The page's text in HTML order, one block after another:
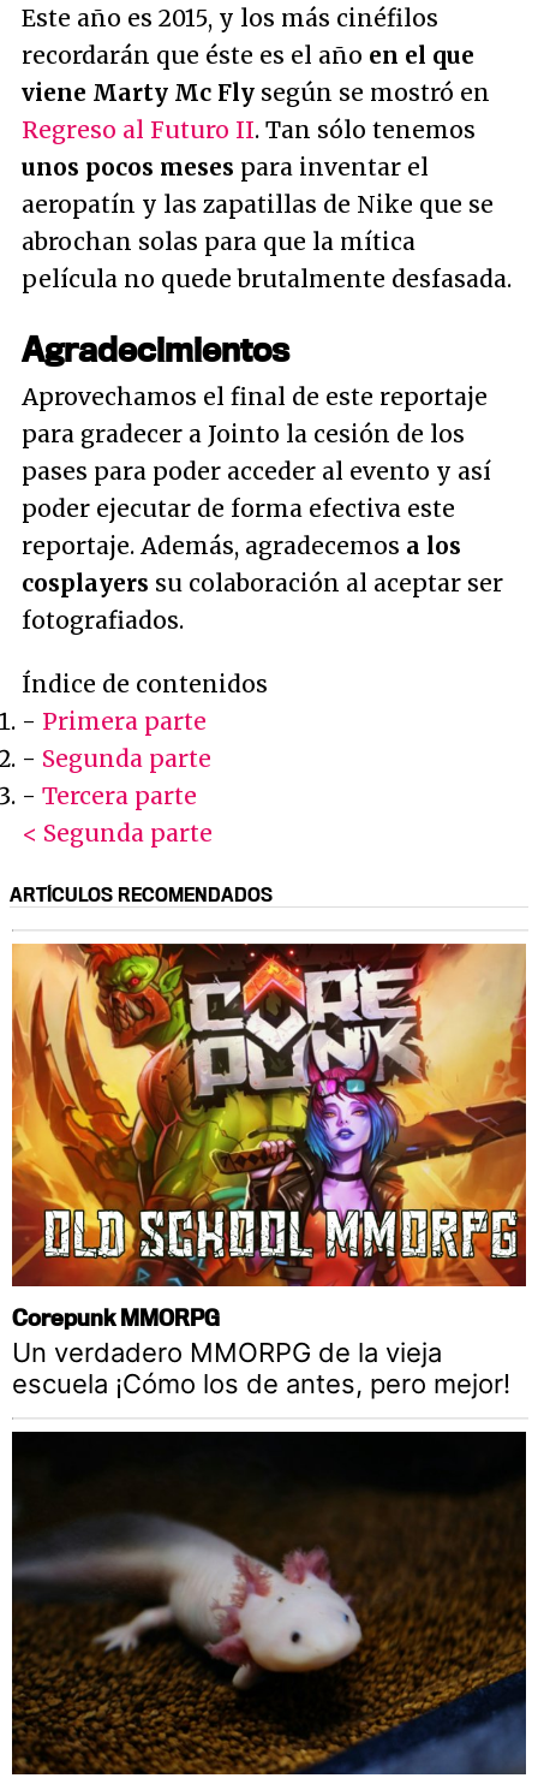
Este año es 2015, y los más cinéfilos
recordarán que éste es el año en el que
viene Marty Mc Fly según se mostró en
Regreso al Futuro II. Tan sólo tenemos
unos pocos meses para inventar el
aeropatín y las zapatillas de Nike que se
abrochan solas para que la mítica
película no quede brutalmente desfasada.
Agradecimientos
Aprovechamos el final de este reportaje
para gradecer a Jointo la cesión de los
pases para poder acceder al evento y así
poder ejecutar de forma efectiva este
reportaje. Además, agradecemos a los
cosplayers su colaboración al aceptar ser
fotografiados.
Índice de contenidos
- Primera parte
- Segunda parte
- Tercera parte
< Segunda parte
ARTÍCULOS RECOMENDADOS
Corepunk MMORPG
Un verdadero MMORPG de la vieja
escuela ¡Cómo los de antes, pero mejor!